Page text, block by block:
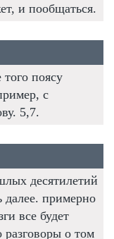
и пообщаться.
поясу
с
5,7.
десятилетий
примерно
все будет
разговоры о том